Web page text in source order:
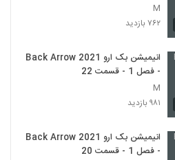
M
۷۶۲ بازدید
انیمیشن بک ارو Back Arrow 2021
- فصل 1 - قسمت 22
M
۹۸۱ بازدید
انیمیشن بک ارو Back Arrow 2021
- فصل 1 - قسمت 20